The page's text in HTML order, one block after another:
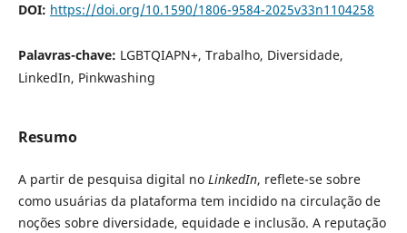
DOI: https://doi.org/10.1590/1806-9584-2025v33n1104258
Palavras-chave: LGBTQIAPN+, Trabalho, Diversidade,
LinkedIn, Pinkwashing
Resumo
A partir de pesquisa digital no LinkedIn, reflete-se sobre
como usuárias da plataforma tem incidido na circulação de
noções sobre diversidade, equidade e inclusão. A reputação